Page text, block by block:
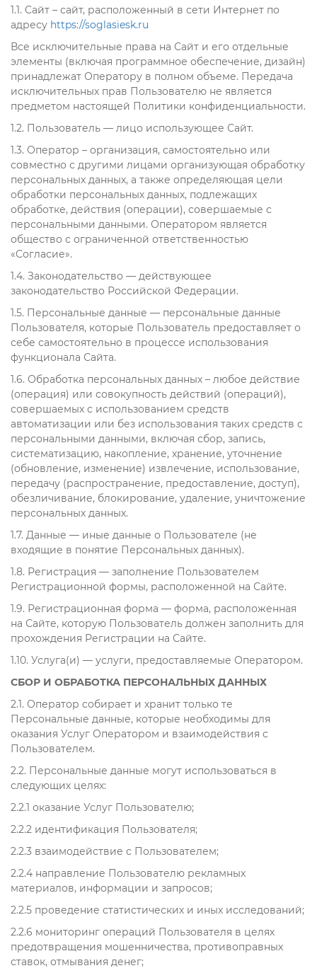
1.1. Сайт – сайт, расположенный в сети Интернет по
адресу https://soglasiesk.ru
Все исключительные права на Сайт и его отдельные
элементы (включая программное обеспечение, дизайн)
принадлежат Оператору в полном объеме. Передача
исключительных прав Пользователю не является
предметом настоящей Политики конфиденциальности.
1.2. Пользователь — лицо использующее Сайт.
1.3. Оператор – организация, самостоятельно или
совместно с другими лицами организующая обработку
персональных данных, а также определяющая цели
обработки персональных данных, подлежащих
обработке, действия (операции), совершаемые с
персональными данными. Оператором является
общество с ограниченной ответственностью
«Согласие».
1.4. Законодательство — действующее
законодательство Российской Федерации.
1.5. Персональные данные — персональные данные
Пользователя, которые Пользователь предоставляет о
себе самостоятельно в процессе использования
функционала Сайта.
1.6. Обработка персональных данных – любое действие
(операция) или совокупность действий (операций),
совершаемых с использованием средств
автоматизации или без использования таких средств с
персональными данными, включая сбор, запись,
систематизацию, накопление, хранение, уточнение
(обновление, изменение) извлечение, использование,
передачу (распространение, предоставление, доступ),
обезличивание, блокирование, удаление, уничтожение
персональных данных.
1.7. Данные — иные данные о Пользователе (не
входящие в понятие Персональных данных).
1.8. Регистрация — заполнение Пользователем
Регистрационной формы, расположенной на Сайте.
1.9. Регистрационная форма — форма, расположенная
на Сайте, которую Пользователь должен заполнить для
прохождения Регистрации на Сайте.
1.10. Услуга(и) — услуги, предоставляемые Оператором.
СБОР И ОБРАБОТКА ПЕРСОНАЛЬНЫХ ДАННЫХ
2.1. Оператор собирает и хранит только те
Персональные данные, которые необходимы для
оказания Услуг Оператором и взаимодействия с
Пользователем.
2.2. Персональные данные могут использоваться в
следующих целях:
2.2.1 оказание Услуг Пользователю;
2.2.2 идентификация Пользователя;
2.2.3 взаимодействие с Пользователем;
2.2.4 направление Пользователю рекламных
материалов, информации и запросов;
2.2.5 проведение статистических и иных исследований;
2.2.6 мониторинг операций Пользователя в целях
предотвращения мошенничества, противоправных
ставок, отмывания денег;